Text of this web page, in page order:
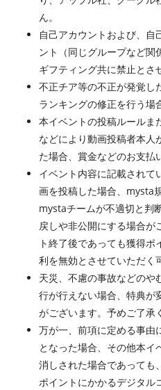
ん。
自己アカウントおよび、自
ント（同じグループなど関
ギフティング共に禁止とさ
不正チア等の不正が発覚し
ランキングの修正を行う場
本イベントの投稿ルールま
などにより動画投稿者本人
た場合、賞金などのお支払
イベント内容に記載されて
画を投稿した場合、mysta
mystaチームが不適切と判
戻しや非公開にする場合が
ト終了後であっても獲得
利を無効とさせていただく
天災、不慮の事故などのや
行が行えない場合、特典が
がございます。予めご了承
万が一、前項に定める事由
となった場合、その他本イ
消しされた場合であっても
ポイントにかかるデジタル